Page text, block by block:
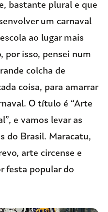
bastante plural e que
um carnaval
ao lugar mais
por isso, pensei num
colcha de
coisa, para amarrar
O título é “Arte
e vamos levar as
do Brasil. Maracatu,
arte circense e
festa popular do